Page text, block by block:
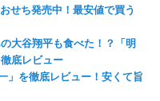
せち発売中！最安値で買う
大谷翔平も食べた！？「明
底レビュー
」を徹底レビュー！安くて旨